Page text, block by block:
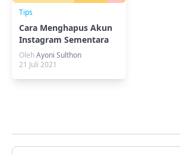
Tips
Cara Menghapus Akun
Instagram Sementara
dan Permanen
OlehAyoni Sulthon
21 Juli 2021